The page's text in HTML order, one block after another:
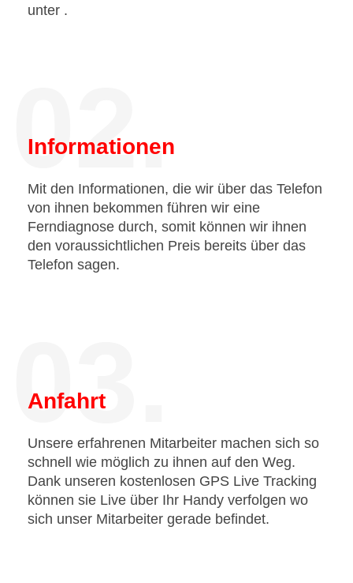
unter .
02.
Informationen
Mit den Informationen, die wir über das Telefon
von ihnen bekommen führen wir eine
Ferndiagnose durch, somit können wir ihnen
den voraussichtlichen Preis bereits über das
Telefon sagen.
03.
Anfahrt
Unsere erfahrenen Mitarbeiter machen sich so
schnell wie möglich zu ihnen auf den Weg.
Dank unseren kostenlosen GPS Live Tracking
können sie Live über Ihr Handy verfolgen wo
sich unser Mitarbeiter gerade befindet.